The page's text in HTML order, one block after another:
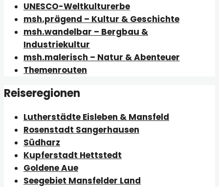
UNESCO-Weltkulturerbe
msh.prägend – Kultur & Geschichte
msh.wandelbar – Bergbau &
Industriekultur
msh.malerisch – Natur & Abenteuer
Themenrouten
Reiseregionen
Lutherstädte Eisleben & Mansfeld
Rosenstadt Sangerhausen
Südharz
Kupferstadt Hettstedt
Goldene Aue
Seegebiet Mansfelder Land